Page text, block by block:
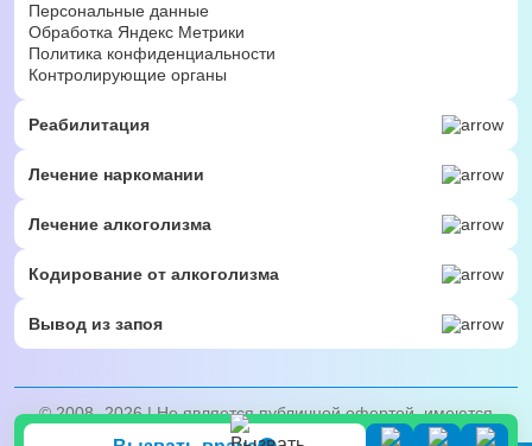
Персональные данные
Обработка Яндекс Метрики
Политика конфиденциальности
Контролирующие органы
Реабилитация
Лечение наркомании
Лечение алкоголизма
Кодирование от алкоголизма
Вывод из запоя
© 2008- 2026 | Не является публичной офертой, имеются
противопоказания, проконсультируйтесь с врачом. 18+.